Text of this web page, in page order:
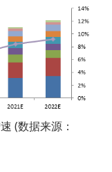
(数据来源：